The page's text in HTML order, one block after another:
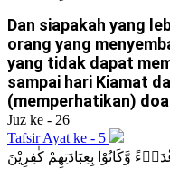
Dan siapakah yang
orang yang
yang tidak dapat
sampai hari Kiamat
(memperhatikan)
Juz ke - 26
Tafsir Ayat ke - 5
وَّكَانُوْا بِعِبَادَتِهِمْ كٰفِرِيْنَ